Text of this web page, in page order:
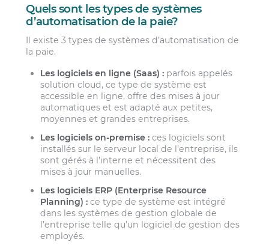
Quels sont les types de systèmes
d’automatisation de la paie?
Il existe 3 types de systèmes d’automatisation de
la paie.
Les logiciels en ligne (Saas) : parfois appelés
solution cloud, ce type de système est
accessible en ligne, offre des mises à jour
automatiques et est adapté aux petites,
moyennes et grandes entreprises.
Les logiciels on-premise : ces logiciels sont
installés sur le serveur local de l’entreprise, ils
sont gérés à l’interne et nécessitent des
mises à jour manuelles.
Les logiciels ERP (Enterprise Resource
Planning) : ce type de système est intégré
dans les systèmes de gestion globale de
l’entreprise telle qu’un logiciel de gestion des
employés.